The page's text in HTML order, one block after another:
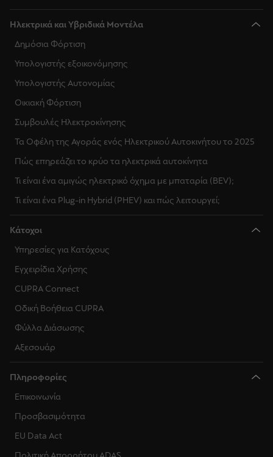
Ηλεκτρικά και Υβριδικά Μοντέλα
Δημόσια Φόρτιση
Υπολογιστής εξοικονόμησης
Υπολογιστής Αυτονομίας
Οικιακή Φόρτιση
Συμβουλές Ηλεκτροκίνησης
Τα Οφέλη της Αγοράς ενός Ηλεκτρικού Αυτοκινήτου το 2025
Πώς επηρεάζει το κρύο τα ηλεκτρικά αυτοκίνητα
Τι είναι ένα αμιγώς ηλεκτρικό όχημα με μπαταρία (BEV);
Τι είναι ένα Plug-in Hybrid (PHEV) και πώς λειτουργεί;
Κάτοχοι
Υπηρεσίες για Κατόχους
Εγχειρίδια Χρήσης
CUPRA Connect
Οδική Βοήθεια CUPRA
Φύλλα Διάσωσης
Αξεσουάρ
Πληροφορίες
Επικοινωνία
Προσβασιμότητα
EU Data Act